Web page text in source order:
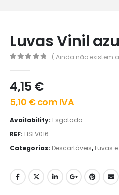
Luvas Vinil
( Ainda não existem
4,15 €
5,10 €com IVA
Availability: Esgotado
REF: HSLV016
Categorias: Descartáveis, Luvas